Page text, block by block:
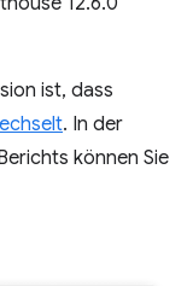
ist, dass
. In der
können Sie